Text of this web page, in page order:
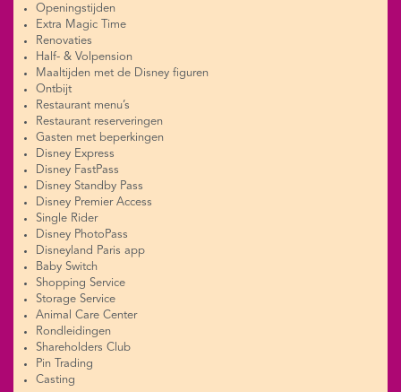
Openingstijden
Extra Magic Time
Renovaties
Half- & Volpension
Maaltijden met de Disney figuren
Ontbijt
Restaurant menu’s
Restaurant reserveringen
Gasten met beperkingen
Disney Express
Disney FastPass
Disney Standby Pass
Disney Premier Access
Single Rider
Disney PhotoPass
Disneyland Paris app
Baby Switch
Shopping Service
Storage Service
Animal Care Center
Rondleidingen
Shareholders Club
Pin Trading
Casting